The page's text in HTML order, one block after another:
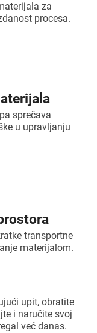
za
procesa.
sprečava
u upravljanju
transportne
materijalom.
upit, obratite
i naručite svoj
već danas.